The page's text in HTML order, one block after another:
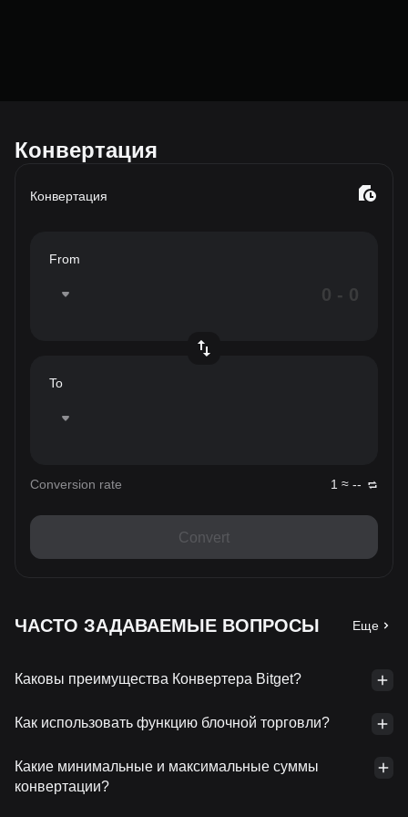
Конвертация
Конвертация
From
To
Conversion rate 1 ≈ --
Convert
ЧАСТО ЗАДАВАЕМЫЕ ВОПРОСЫ Еще
Каковы преимущества Конвертера Bitget?
Как использовать функцию блочной торговли?
Какие минимальные и максимальные суммы
конвертации?